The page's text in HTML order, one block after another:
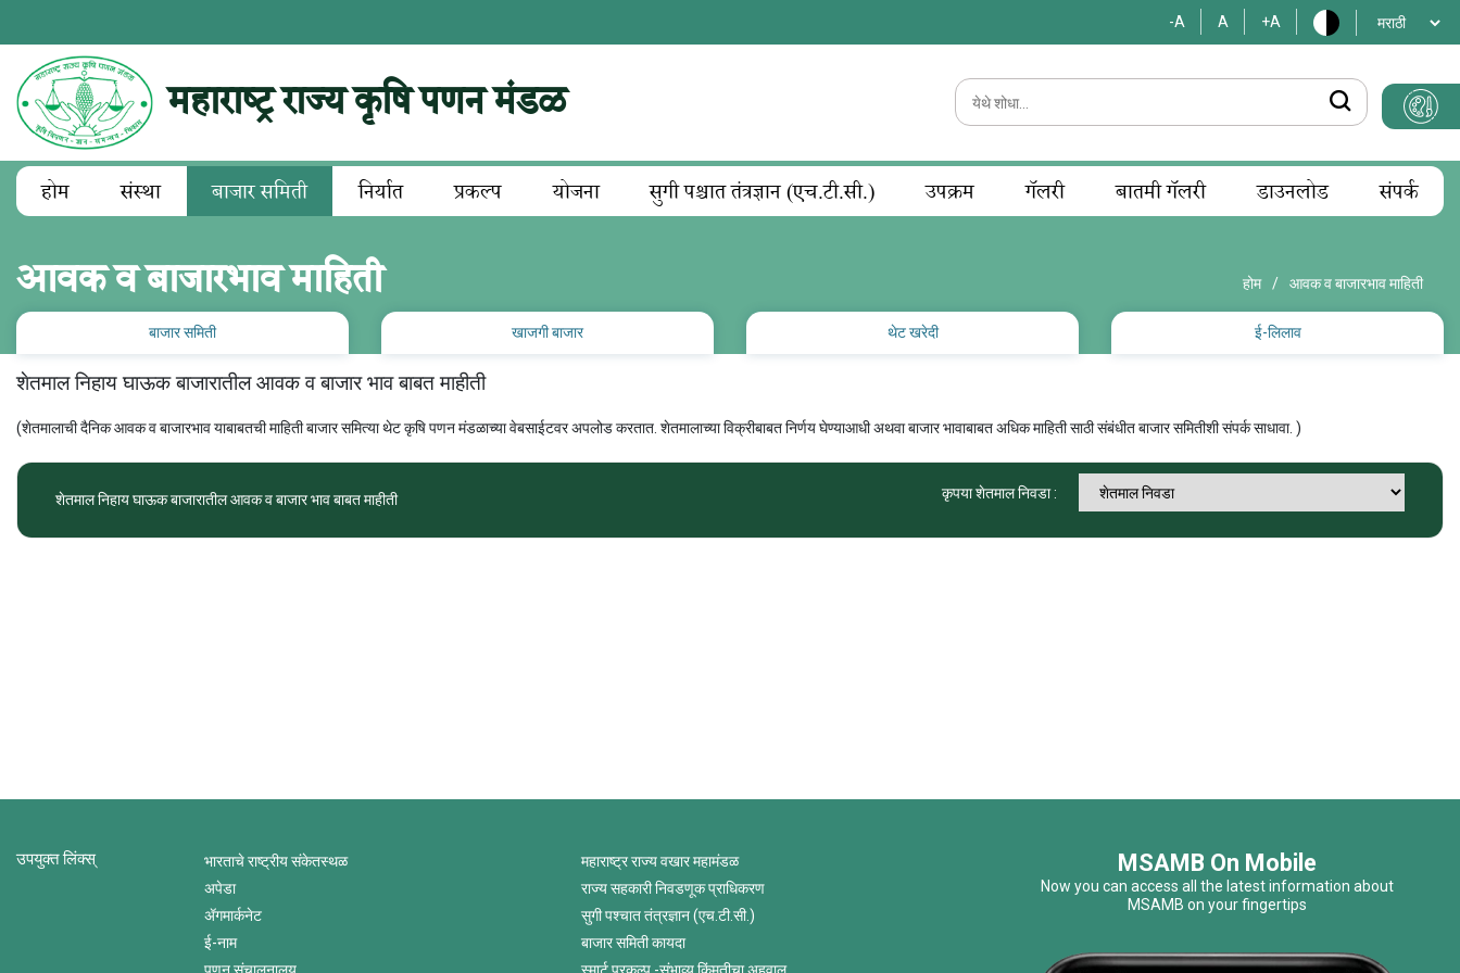
-A A +A
महाराष्ट्र राज्य कृषि पणन मंडळ
होम संस्था बाजार समिती निर्यात प्रकल्प योजना सुगी पश्चात तंत्रज्ञान (एच.टी.सी.) उपक्रम गॅलरी बातमी गॅलरी डाउनलोड संपर्क
आवक व बाजारभाव माहिती होम / आवक व बाजारभाव माहिती
बाजार समिती खाजगी बाजार थेट खरेदी ई-लिलाव
शेतमाल निहाय घाऊक बाजारातील आवक व बाजार भाव बाबत माहीती
(शेतमालाची दैनिक आवक व बाजारभाव याबाबतची माहिती बाजार समित्या थेट कृषि पणन मंडळाच्या वेबसाईटवर अपलोड करतात. शेतमालाच्या विक्रीबाबत निर्णय घेण्याआधी अथवा बाजार भावाबाबत अधिक माहिती साठी संबंधीत बाजार समितीशी संपर्क साधावा. )
शेतमाल निहाय घाऊक बाजारातील आवक व बाजार भाव बाबत माहीती कृपया शेतमाल निवडा :
उपयुक्त लिंक्स्
भारताचे राष्ट्रीय संकेतस्थळ
अपेडा
ॲगमार्कनेट
ई-नाम
महाराष्ट्र राज्य वखार महामंडळ
राज्य सहकारी निवडणूक प्राधिकरण
सुगी पश्चात तंत्रज्ञान (एच.टी.सी.)
बाजार समिती कायदा
MSAMB On Mobile
Now you can access all the latest information about
MSAMB on your fingertips